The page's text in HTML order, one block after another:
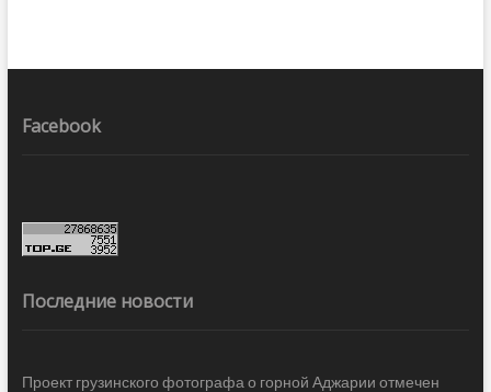
Facebook
Последние новости
Проект грузинского фотографа о горной Аджарии отмечен